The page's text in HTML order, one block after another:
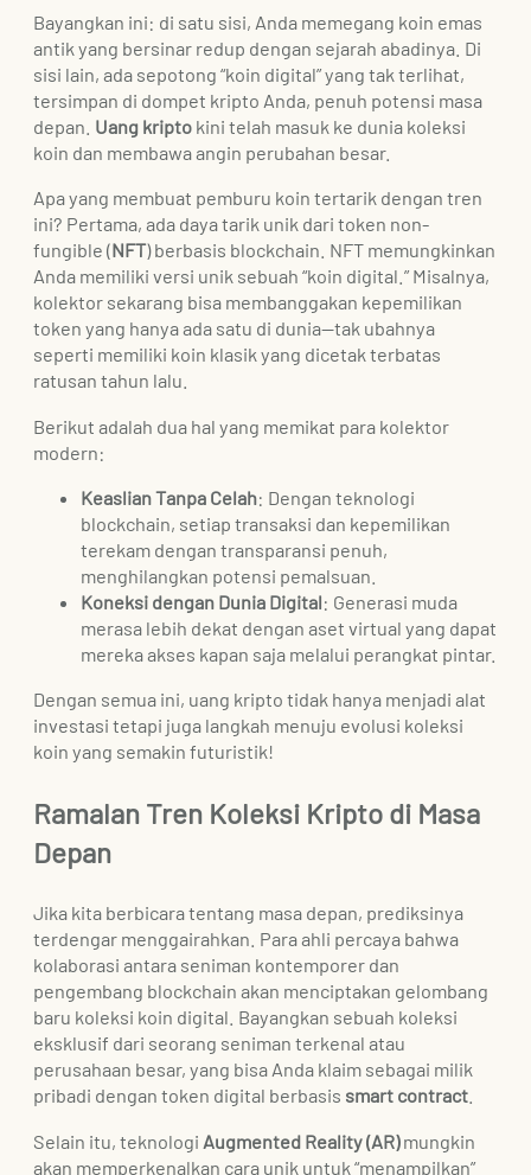
Bayangkan ini: di satu sisi, Anda memegang koin emas
antik yang bersinar redup dengan sejarah abadinya. Di
sisi lain, ada sepotong “koin digital” yang tak terlihat,
tersimpan di dompet kripto Anda, penuh potensi masa
depan. Uang kripto kini telah masuk ke dunia koleksi
koin dan membawa angin perubahan besar.
Apa yang membuat pemburu koin tertarik dengan tren
ini? Pertama, ada daya tarik unik dari token non-
fungible (NFT) berbasis blockchain. NFT memungkinkan
Anda memiliki versi unik sebuah “koin digital.” Misalnya,
kolektor sekarang bisa membanggakan kepemilikan
token yang hanya ada satu di dunia—tak ubahnya
seperti memiliki koin klasik yang dicetak terbatas
ratusan tahun lalu.
Berikut adalah dua hal yang memikat para kolektor
modern:
Keaslian Tanpa Celah: Dengan teknologi
blockchain, setiap transaksi dan kepemilikan
terekam dengan transparansi penuh,
menghilangkan potensi pemalsuan.
Koneksi dengan Dunia Digital: Generasi muda
merasa lebih dekat dengan aset virtual yang dapat
mereka akses kapan saja melalui perangkat pintar.
Dengan semua ini, uang kripto tidak hanya menjadi alat
investasi tetapi juga langkah menuju evolusi koleksi
koin yang semakin futuristik!
Ramalan Tren Koleksi Kripto di Masa
Depan
Jika kita berbicara tentang masa depan, prediksinya
terdengar menggairahkan. Para ahli percaya bahwa
kolaborasi antara seniman kontemporer dan
pengembang blockchain akan menciptakan gelombang
baru koleksi koin digital. Bayangkan sebuah koleksi
eksklusif dari seorang seniman terkenal atau
perusahaan besar, yang bisa Anda klaim sebagai milik
pribadi dengan token digital berbasis smart contract
Selain itu, teknologi Augmented Reality (AR)mungkin
akan memperkenalkan cara unik untuk “menampilkan”